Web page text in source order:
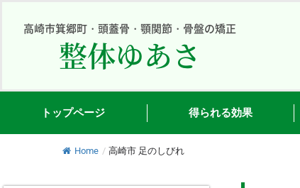
ッ
高崎市箕郷町・頭蓋骨・顎関節・骨盤の矯正
整体ゆあさ
トップページ 得られる効果
Home / 高崎市 足のしびれ